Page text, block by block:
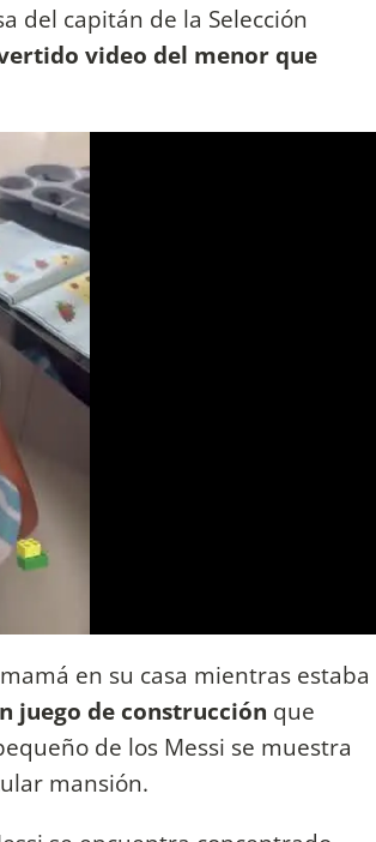
del capitán de la Selección
video del menor que
en su casa mientras estaba
juego de construcción que
de los Messi se muestra
mansión.